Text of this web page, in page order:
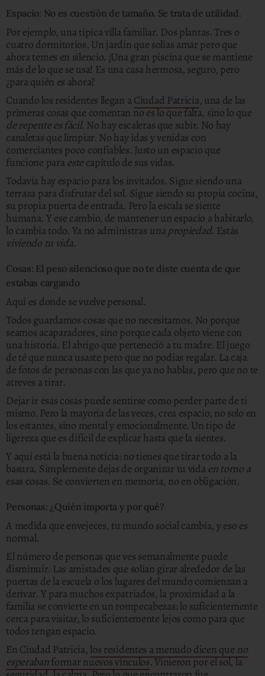
Espacio: No es cuestión de tamaño. Se trata de utilidad.
Por ejemplo, una típica villa familiar. Dos plantas. Tres o
cuatro dormitorios. Un jardín que solías amar pero que
ahora temes en silencio. ¡Una gran piscina que se mantiene
más de lo que se usa! Es una casa hermosa, seguro, pero
¿para quién es ahora?
Cuando los residentes llegan aCiudad Patricia, una de las
primeras cosas que comentan no es lo que falta, sino lo que
de repente es fácil. No hay escaleras que subir. No hay
canaletas que limpiar. No hay idas y venidas con
comerciantes poco confiables. Justo un espacio que
funcione para estecapítulo de sus vidas.
Todavía hay espacio para los invitados. Sigue siendo una
terraza para disfrutar del sol. Sigue siendo su propia cocina,
su propia puerta de entrada. Pero la escala se siente
humana. Y ese cambio, de mantener un espacio a habitarlo,
lo cambia todo. Ya no administras una propiedad. Estás
viviendo tu vida.
Cosas: El peso silencioso que no te diste cuenta de que
estabas cargando
Aquí es donde se vuelve personal.
Todos guardamos cosas que no necesitamos. No porque
seamos acaparadores, sino porque cada objeto viene con
una historia. El abrigo que perteneció a tu madre. El juego
de té que nunca usaste pero que no podías regalar. La caja
de fotos de personas con las que ya no hablas, pero que no te
atreves a tirar.
Dejar ir esas cosas puede sentirse como perder parte de ti
mismo. Pero la mayoría de las veces, crea espacio, no solo en
los estantes, sino mental y emocionalmente. Un tipo de
ligereza que es difícil de explicar hasta que la sientes.
Y aquí está la buena noticia: no tienes que tirar todo a la
basura. Simplemente dejas de organizar tu vida en torno a
esas cosas. Se convierten en memoria, no en obligación.
Personas: ¿Quién importa y por qué?
A medida que envejeces, tu mundo social cambia, y eso es
normal.
El número de personas que ves semanalmente puede
disminuir. Las amistades que solían girar alrededor de las
puertas de la escuela o los lugares del mundo comienzan a
derivar. Y para muchos expatriados, la proximidad a la
familia se convierte en un rompecabezas: lo suficientemente
cerca para visitar, lo suficientemente lejos como para que
todos tengan espacio.
En Ciudad Patricia, los residentes a menudo dicen que no
esperabanformar nuevos vínculos. Vinieron por el sol, la